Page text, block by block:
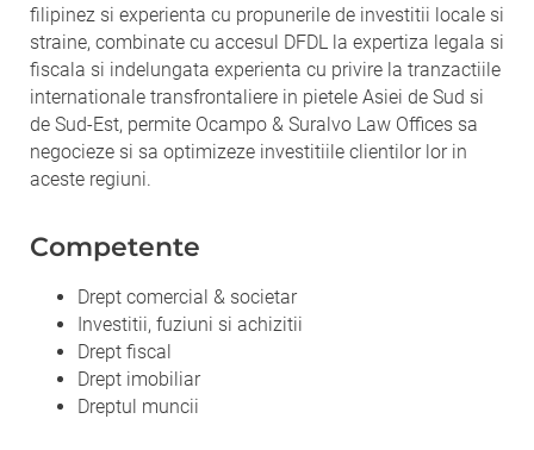
filipinez si experienta cu propunerile de investitii locale si
straine, combinate cu accesul DFDL la expertiza legala si
fiscala si indelungata experienta cu privire la tranzactiile
internationale transfrontaliere in pietele Asiei de Sud si
de Sud-Est, permite Ocampo & Suralvo Law Offices sa
negocieze si sa optimizeze investitiile clientilor lor in
aceste regiuni.
Competente
Drept comercial & societar
Investitii, fuziuni si achizitii
Drept fiscal
Drept imobiliar
Dreptul muncii